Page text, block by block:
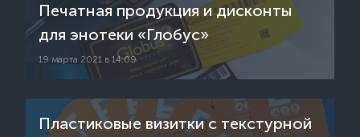
Печатная продукция и дисконты
для энотеки «Глобус»
19 марта 2021 в 14:09
Пластиковые визитки с текстурной